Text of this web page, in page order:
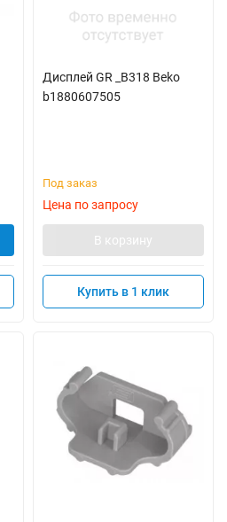
Дисплей GR _B318 Beko
b1880607505
Под заказ
Цена по запросу
В корзину
Купить в 1 клик